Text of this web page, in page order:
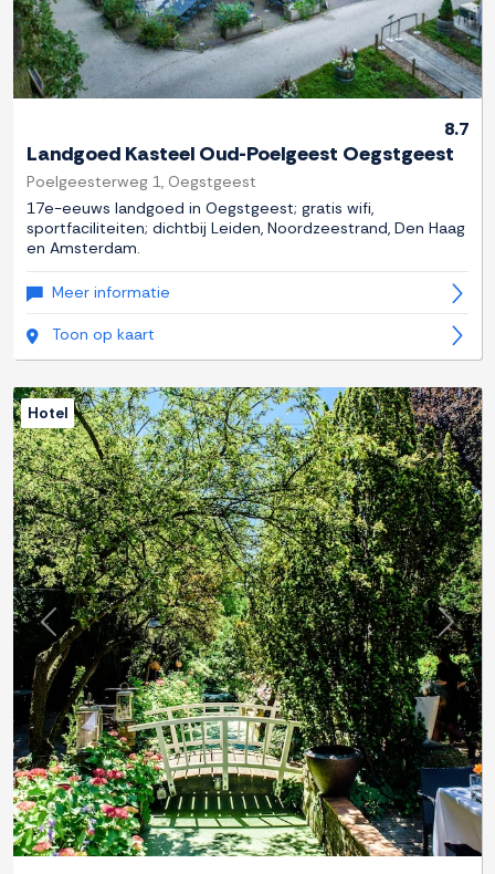
8.7
Landgoed Kasteel Oud-Poelgeest Oegstgeest
Poelgeesterweg 1, Oegstgeest
17e-eeuws landgoed in Oegstgeest; gratis wifi,
sportfaciliteiten; dichtbij Leiden, Noordzeestrand, Den Haag
en Amsterdam.
Meer informatie
Toon op kaart
Previous Next
Hotel